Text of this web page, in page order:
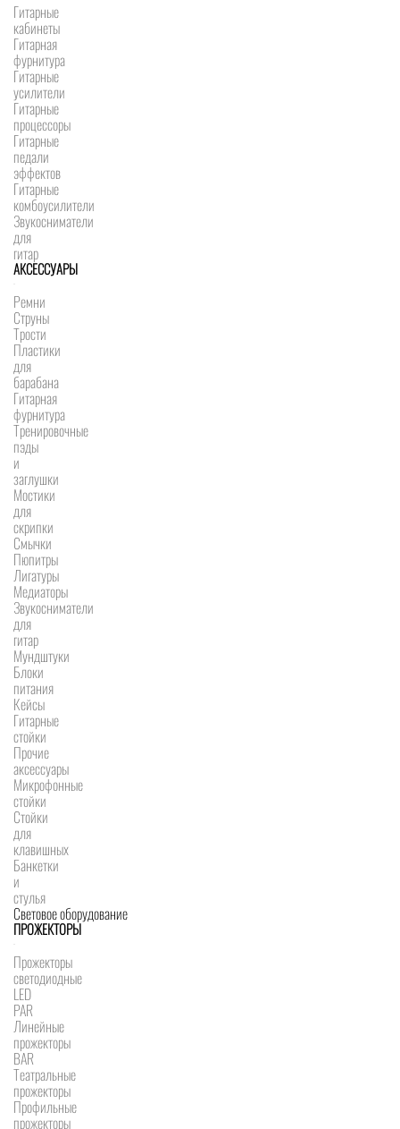
Гитарные
кабинеты
Гитарная
фурнитура
Гитарные
усилители
Гитарные
процессоры
Гитарные
педали
эффектов
Гитарные
комбоусилители
Звукосниматели
для
гитар
АКСЕССУАРЫ
Ремни
Струны
Трости
Пластики
для
барабана
Гитарная
фурнитура
Тренировочные
пэды
и
заглушки
Мостики
для
скрипки
Смычки
Пюпитры
Лигатуры
Медиаторы
Звукосниматели
для
гитар
Мундштуки
Блоки
питания
Кейсы
Гитарные
стойки
Прочие
аксессуары
Микрофонные
стойки
Стойки
для
клавишных
Банкетки
и
стулья
Световое оборудование
ПРОЖЕКТОРЫ
Прожекторы
светодиодные
LED
PAR
Линейные
прожекторы
BAR
Театральные
прожекторы
Профильные
прожекторы